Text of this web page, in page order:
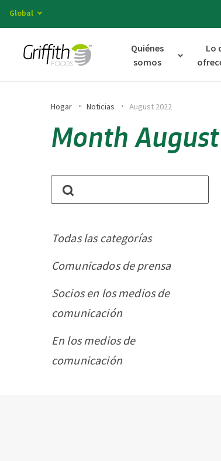
Global
Quiénes
somos
Lo
Hogar Noticias August 2022
Month
Todas las categorías
Comunicados de prensa
Socios en los medios de
comunicación
En los medios de
comunicación